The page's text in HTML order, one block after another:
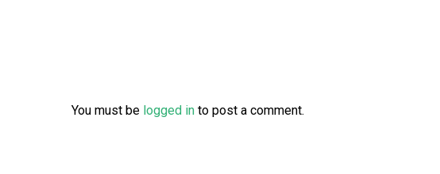
You must be logged in to post a comment.